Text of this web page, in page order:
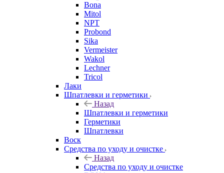
Bona
Mitol
NPT
Probond
Sika
Vermeister
Wakol
Lechner
Tricol
Лаки
Шпатлевки и герметики
Назад
Шпатлевки и герметики
Герметики
Шпатлевки
Воск
Средства по уходу и очистке
Назад
Средства по уходу и очистке